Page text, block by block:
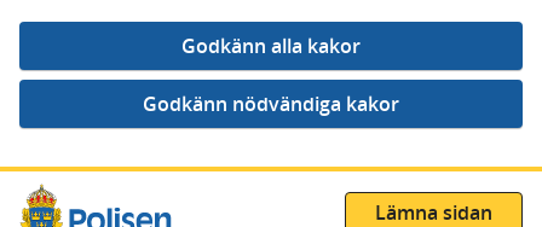
Gå direkt till innehåll
Lämna sidan